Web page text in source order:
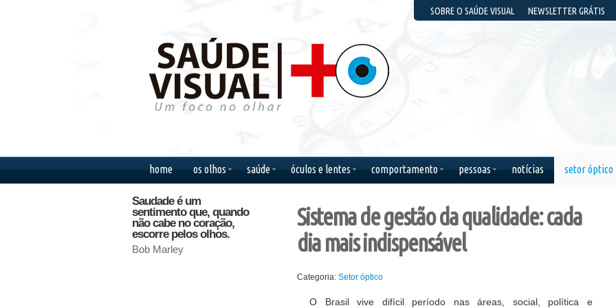
SOBRE O SAÚDE VISUAL NEWSLETTER GRÁTIS
home os olhos saúde óculos e lentes comportamento pessoas notícias setor óptico
Sistema de gestão da qualidade: cada
dia mais indispensável
Categoria: Setor óptico
O Brasil vive difícil período nas áreas, social, política e
Saudade é um
sentimento que, quando
não cabe no coração,
escorre pelos olhos.
Bob Marley
vai dos olhos ao
coração, sem passar
pelo intelecto.
Gilbert Keith Chesterton
com os olhos do que
com os ouvidos.
Sêneca
fecho os olhos de
saudade.